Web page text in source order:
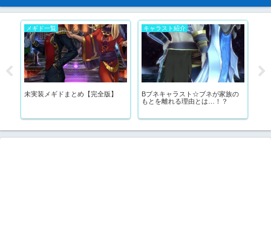
メギド一覧
未実装メギドまとめ【完全版】
キャラスト紹介
Bブネキャラスト☆ブネが家族の
もとを離れる理由とは…！？